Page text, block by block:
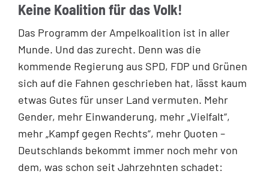
Keine Koalition für das Volk!
Das Programm der Ampelkoalition ist in aller
Munde. Und das zurecht. Denn was die
kommende Regierung aus SPD, FDP und Grünen
sich auf die Fahnen geschrieben hat, lässt kaum
etwas Gutes für unser Land vermuten. Mehr
Gender, mehr Einwanderung, mehr „Vielfalt“,
mehr „Kampf gegen Rechts“, mehr Quoten –
Deutschlands bekommt immer noch mehr von
dem, was schon seit Jahrzehnten schadet: